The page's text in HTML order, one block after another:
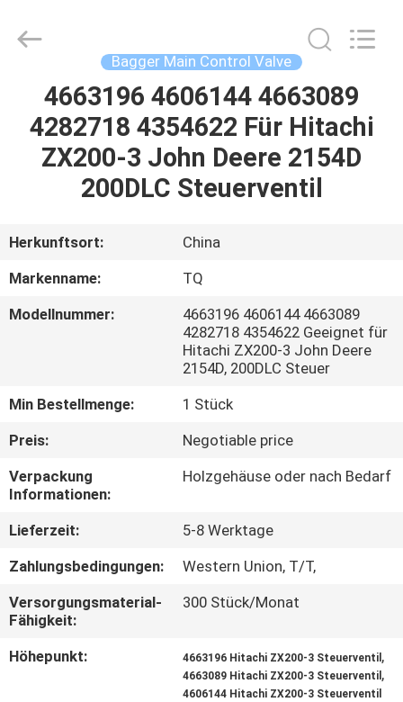
STARTSEITE
PRODUKTE
VR
FABRIK
TOUR
QUALITÄTSKONTROLLE
KONTAKT
NACHRICHTEN
Machinery
Bagger Main Control Valve
4663196 4606144 4663089
4282718 4354622 Für Hitachi
ZX200-3 John Deere 2154D
200DLC Steuerventil
Herkunftsort:
China
Markenname:
TQ
Modellnummer:
4663196 4606144 4663089
4282718 4354622 Geeignet für
Hitachi ZX200-3 John Deere
2154D, 200DLC Steuer
Min Bestellmenge:
1 Stück
Preis:
Negotiable price
Verpackung
Informationen:
Holzgehäuse oder nach Bedarf
Lieferzeit:
5-8 Werktage
Zahlungsbedingungen:
Western Union, T/T,
Versorgungsmaterial-
Fähigkeit:
300 Stück/Monat
Höhepunkt: 4663196 Hitachi ZX200-3 Steuerventil ,
4663089 Hitachi ZX200-3 Steuerventil ,
4606144 Hitachi ZX200-3 Steuerventil